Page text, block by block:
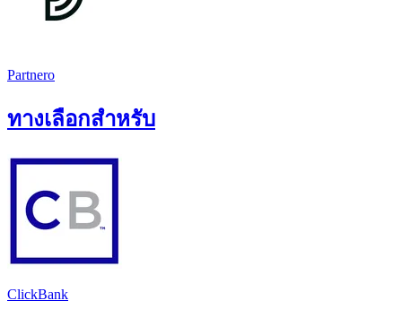
Partnero
ทางเลือกสำหรับ
ClickBank